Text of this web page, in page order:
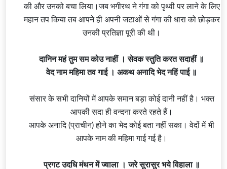
की और उनको बचा लिया।जब भगीरथनेगंगाको पृथ्वी पर लाने के लिए
महान तप किया तब आपने ही अपनी जटाओं से गंगा की धारा को छोड़कर
उनकी प्रतिज्ञा पूरी की थी।
दानिन महं तुम सम कोउ नाहीं । सेवकस्तुतिकरत सदाहीं ॥
वेद नाम महिमा तव गाई । अकथ अनादि भेद नहिं पाई ॥
संसार के सभी दानियों में आपके समान बड़ा कोई दानी नहीं है। भक्त
आपकी सदा ही वन्दना करते रहते हैं।
आपके अनादि (प्राचीन) होने का भेद कोई बता नहीं सका। वेदों में भी
आपके नाम की महिमा गाई गई है।
प्रगट उदधि मंथन मेंज्वाला। जरे सुरासुर भये विहाला ॥